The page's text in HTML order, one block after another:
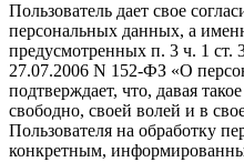
Пользователь дает свое
персональных данных, а
предусмотренных п. 3 ч. 1 ст.
27.07.2006 N 152-ФЗ «О
подтверждает, что, давая
свободно, своей волей и в
Пользователя на обработку
конкретным,